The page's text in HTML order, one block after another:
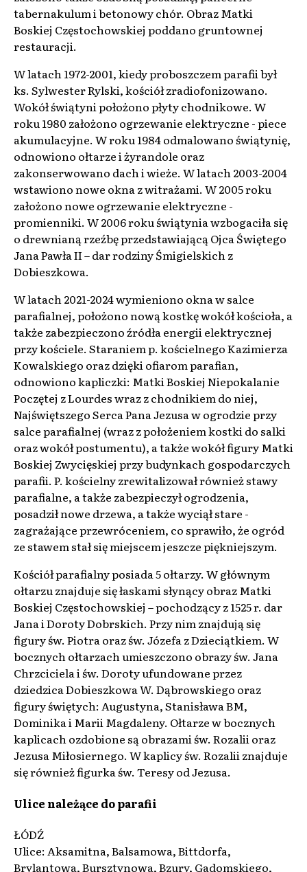
tabernakulum i betonowy chór. Obraz Matki
Boskiej Częstochowskiej poddano gruntownej
restauracji.
W latach 1972-2001, kiedy proboszczem parafii był
ks. Sylwester Rylski, kościół zradiofonizowano.
Wokół świątyni położono płyty chodnikowe. W
roku 1980 założono ogrzewanie elektryczne - piece
akumulacyjne. W roku 1984 odmalowano świątynię,
odnowiono ołtarze i żyrandole oraz
zakonserwowano dach i wieże. W latach 2003-2004
wstawiono nowe okna z witrażami. W 2005 roku
założono nowe ogrzewanie elektryczne -
promienniki. W 2006 roku świątynia wzbogaciła się
o drewnianą rzeźbę przedstawiającą Ojca Świętego
Jana Pawła II – dar rodziny Śmigielskich z
Dobieszkowa.
W latach 2021-2024 wymieniono okna w salce
parafialnej, położono nową kostkę wokół kościoła, a
także zabezpieczono źródła energii elektrycznej
przy kościele. Staraniem p. kościelnego Kazimierza
Kowalskiego oraz dzięki ofiarom parafian,
odnowiono kapliczki: Matki Boskiej Niepokalanie
Poczętej z Lourdes wraz z chodnikiem do niej,
Najświętszego Serca Pana Jezusa w ogrodzie przy
salce parafialnej (wraz z położeniem kostki do salki
oraz wokół postumentu), a także wokół figury Matki
Boskiej Zwycięskiej przy budynkach gospodarczych
parafii. P. kościelny zrewitalizował również stawy
parafialne, a także zabezpieczył ogrodzenia,
posadził nowe drzewa, a także wyciął stare -
zagrażające przewróceniem, co sprawiło, że ogród
ze stawem stał się miejscem jeszcze piękniejszym.
Kościół parafialny posiada 5 ołtarzy. W głównym
ołtarzu znajduje się łaskami słynący obraz Matki
Boskiej Częstochowskiej – pochodzący z 1525 r. dar
Jana i Doroty Dobrskich. Przy nim znajdują się
figury św. Piotra oraz św. Józefa z Dzieciątkiem. W
bocznych ołtarzach umieszczono obrazy św. Jana
Chrzciciela i św. Doroty ufundowane przez
dziedzica Dobieszkowa W. Dąbrowskiego oraz
figury świętych: Augustyna, Stanisława BM,
Dominika i Marii Magdaleny. Ołtarze w bocznych
kaplicach ozdobione są obrazami św. Rozalii oraz
Jezusa Miłosiernego. W kaplicy św. Rozalii znajduje
się również figurka św. Teresy od Jezusa.
Ulice należące do parafii
ŁÓDŹ
Ulice: Aksamitna, Balsamowa, Bittdorfa,
Brylantowa, Bursztynowa, Bzury, Gadomskiego,